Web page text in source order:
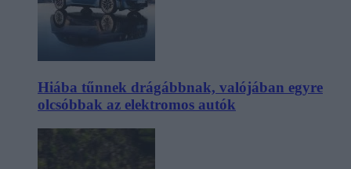
Hiába tűnnek drágábbnak, valójában egyre
olcsóbbak az elektromos autók